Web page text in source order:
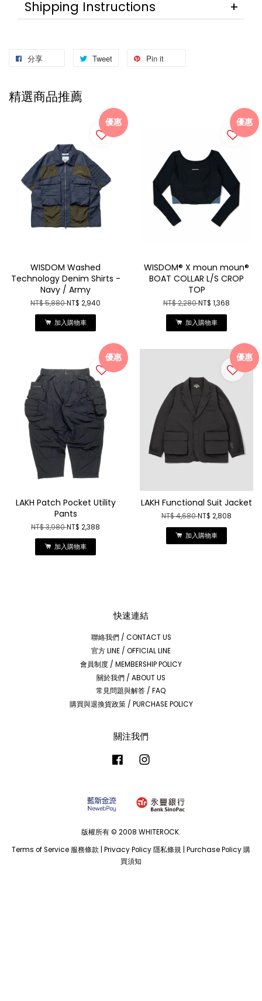
Shipping Instructions
分享 Tweet Pin it
精選商品推薦
優惠
WISDOM Washed
Technology Denim Shirts -
Navy / Army
NT$ 5,880NT$ 2,940
加入購物車
優惠
WISDOM® X moun moun®
BOAT COLLAR L/S CROP
TOP
NT$ 2,280NT$ 1,368
加入購物車
優惠
LAKH Patch Pocket Utility
Pants
NT$ 3,980NT$ 2,388
加入購物車
優惠
LAKH Functional Suit Jacket
NT$ 4,680NT$ 2,808
加入購物車
快速連結
聯絡我們 / CONTACT US
官方 LINE / OFFICIAL LINE
會員制度 / MEMBERSHIP POLICY
關於我們 / ABOUT US
常見問題與解答 / FAQ
購買與退換貨政策 / PURCHASE POLICY
關注我們
Facebook
版權所有 © 2008 WHITEROCK.
Terms of Service 服務條款 Privacy Policy 隱私條規 Purchase Policy 購
買須知